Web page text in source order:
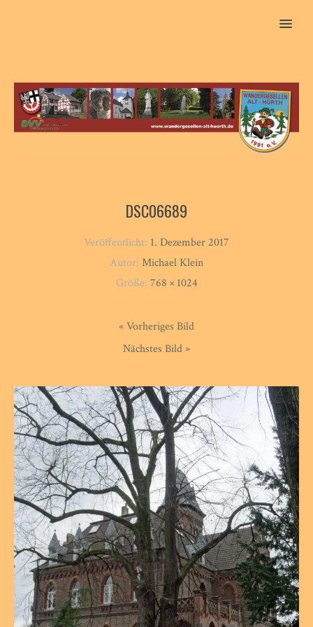
MENU
DSC06689
Veröffentlicht: 1. Dezember 2017
Autor: Michael Klein
Größe: 768 × 1024
« Vorheriges Bild
Nächstes Bild »